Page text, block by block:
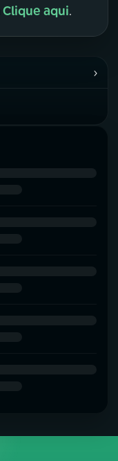
Clique aqui.
›